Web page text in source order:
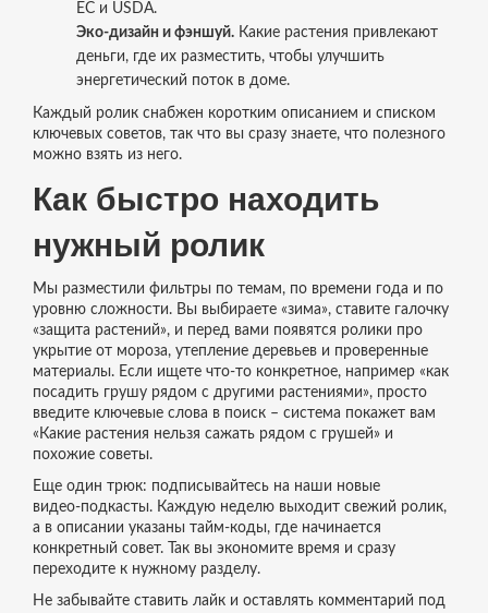
ЕС и USDA.
Эко‑дизайн и фэншуй.Какие растения привлекают
деньги, где их разместить, чтобы улучшить
энергетический поток в доме.
Каждый ролик снабжен коротким описанием и списком
ключевых советов, так что вы сразу знаете, что полезного
можно взять из него.
Как быстро находить
нужный ролик
Мы разместили фильтры по темам, по времени года и по
уровню сложности. Вы выбираете «зима», ставите галочку
«защита растений», и перед вами появятся ролики про
укрытие от мороза, утепление деревьев и проверенные
материалы. Если ищете что‑то конкретное, например «как
посадить грушу рядом с другими растениями», просто
введите ключевые слова в поиск – система покажет вам
«Какие растения нельзя сажать рядом с грушей» и
похожие советы.
Еще один трюк: подписывайтесь на наши новые
видео‑подкасты. Каждую неделю выходит свежий ролик,
а в описании указаны тайм‑коды, где начинается
конкретный совет. Так вы экономите время и сразу
переходите к нужному разделу.
Не забывайте ставить лайк и оставлять комментарий под